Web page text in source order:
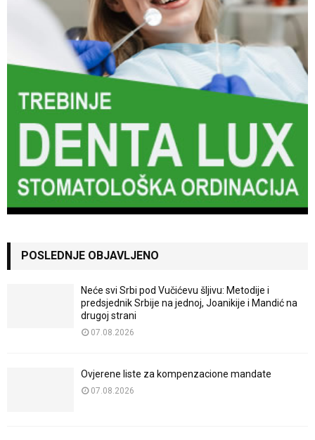
POSLEDNJE OBJAVLJENO
Neće svi Srbi pod Vučićevu šljivu: Metodije i
predsjednik Srbije na jednoj, Joanikije i Mandić na
drugoj strani
07.08.2026
Ovjerene liste za kompenzacione mandate
07.08.2026